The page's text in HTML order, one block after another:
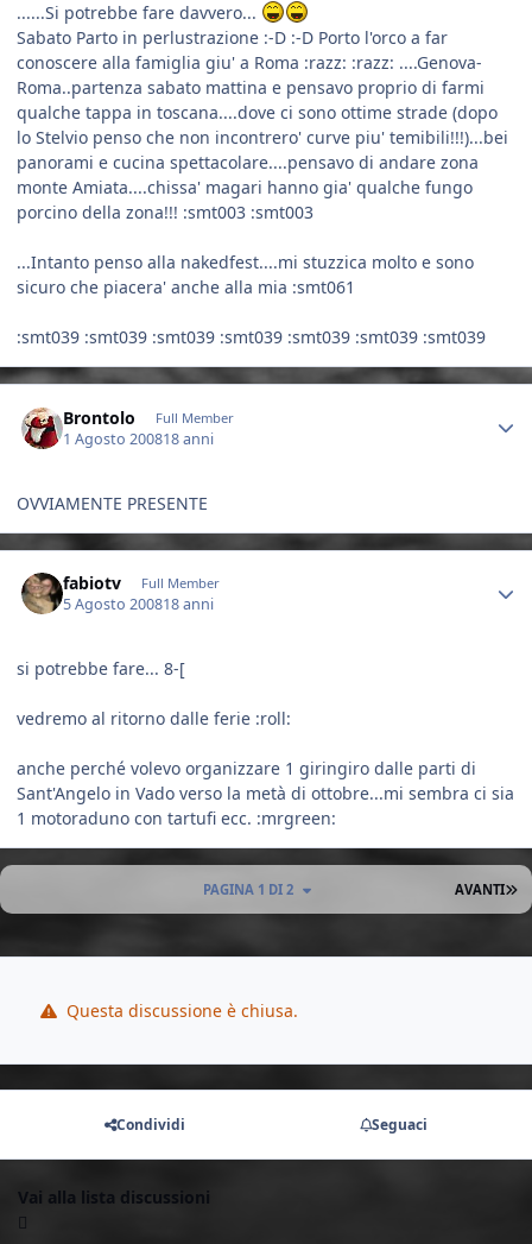
......Si potrebbe fare davvero...
Sabato Parto in perlustrazione :-D :-D Porto l'orco a far
conoscere alla famiglia giu' a Roma :razz: :razz: ....Genova-
Roma..partenza sabato mattina e pensavo proprio di farmi
qualche tappa in toscana....dove ci sono ottime strade (dopo
lo Stelvio penso che non incontrero' curve piu' temibili!!!)...bei
panorami e cucina spettacolare....pensavo di andare zona
monte Amiata....chissa' magari hanno gia' qualche fungo
porcino della zona!!! :smt003 :smt003
...Intanto penso alla nakedfest....mi stuzzica molto e sono
sicuro che piacera' anche alla mia :smt061
:smt039 :smt039 :smt039 :smt039 :smt039 :smt039 :smt039
Brontolo Full Member
1 Agosto 200818 anni
OVVIAMENTE PRESENTE
fabiotv Full Member
5 Agosto 200818 anni
si potrebbe fare... 8-[
vedremo al ritorno dalle ferie :roll:
anche perché volevo organizzare 1 giringiro dalle parti di
Sant'Angelo in Vado verso la metà di ottobre...mi sembra ci sia
1 motoraduno con tartufi ecc. :mrgreen:
AVANTI
PAGINA 1 DI 2
Questa discussione è chiusa.
Condividi Seguaci
Vai alla lista discussioni